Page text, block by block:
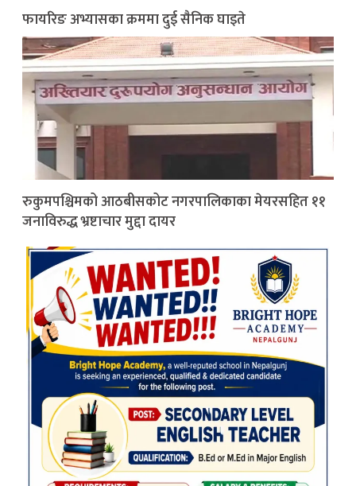
फायरिङ अभ्यासका क्रममा दुई सैनिक घाइते
रुकुमपश्चिमको आठबीसकोट नगरपालिकाका मेयरसहित ११
जनाविरुद्ध भ्रष्टाचार मुद्दा दायर